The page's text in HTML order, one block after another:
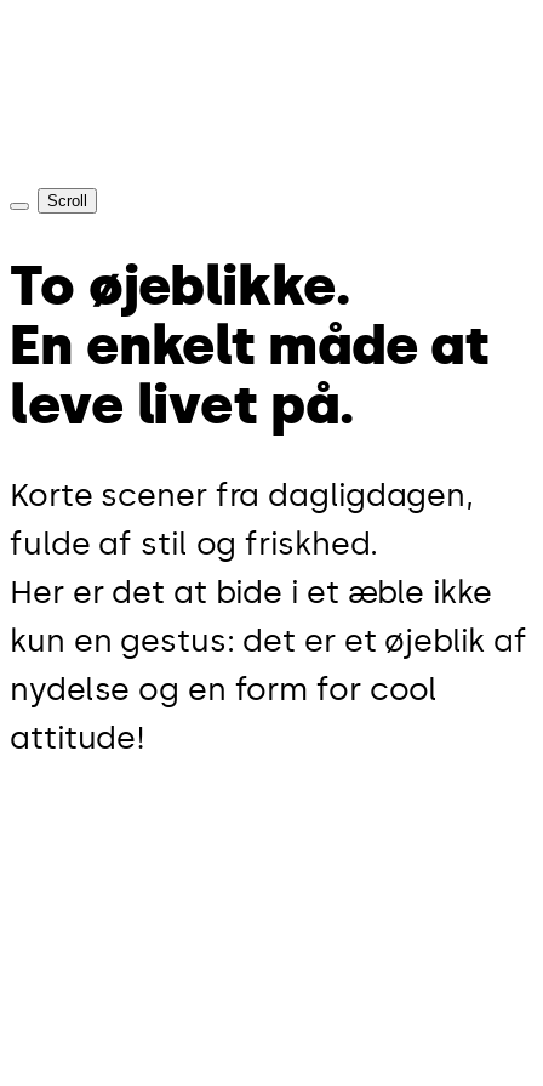
Scroll
To øjeblikke.
En enkelt måde at
leve livet på.
Korte scener fra dagligdagen,
fulde af stil og friskhed.
Her er det at bide i et æble ikke
kun en gestus: det er et øjeblik af
nydelse og en form for cool
attitude!